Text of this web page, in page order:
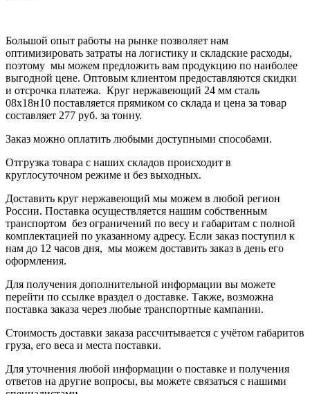
Большой опыт работы на рынке позволяет нам
оптимизировать затраты на логистику и складские расходы,
поэтому мы можем предложить вам продукцию по наиболее
выгодной цене. Оптовым клиентом предоставляются скидки
и отсрочка платежа. Круг нержавеющий 24 мм сталь
08х18н10 поставляется прямиком со склада и цена за товар
составляет 277 руб. за тонну.
Заказ можно оплатить любыми доступными способами.
Отгрузка товара с наших складов происходит в
круглосуточном режиме и без выходных.
Доставить круг нержавеющий мы можем в любой регион
России. Поставка осуществляется нашим собственным
транспортом без ограничений по весу и габаритам с полной
комплектацией по указанному адресу. Если заказ поступил к
нам до 12 часов дня, мы можем доставить заказ в день его
оформления.
Для получения дополнительной информации вы можете
перейти по ссылке враздел о доставке. Также, возможна
поставка заказа через любые транспортные кампании.
Стоимость доставки заказа рассчитывается с учётом габаритов
груза, его веса и места поставки.
Для уточнения любой информации о поставке и получения
ответов на другие вопросы, вы можете связаться с нашими